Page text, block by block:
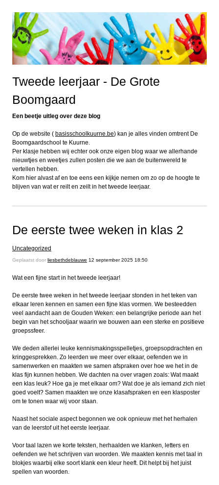
Tweede leerjaar - De Grote
Boomgaard
Een beetje uitleg over deze blog
Op de website ( basisschoolkuurne.be) kan je alles vinden omtrent De
Boomgaardschool te Kuurne.
Per klasje hebben wij echter ook onze eigen blog waar we allerhande
nieuwtjes en weetjes zullen posten die we aan de buitenwereld te
vertellen hebben.
Kom hier alvast af en toe eens een kijkje nemen om zo op de hoogte te
blijven van wat er reilt en zeilt in het tweede leerjaar.
De eerste twee weken in klas 2
Uncategorized
Geplaatst door liesbethdeblauwe 12 september 2025 18:50
Wat een fijne start in het tweede leerjaar!
De eerste twee weken in het tweede leerjaar stonden in het teken van
elkaar leren kennen en samen een fijne klas vormen. We besteedden
veel aandacht aan de Gouden Weken: een belangrijke periode aan het
begin van het schooljaar waarin we bouwen aan een sterke en positieve
groepssfeer.
We deden allerlei leuke kennismakingsspelletjes, groepsopdrachten en
kringgesprekken. Zo leerden we meer over elkaar, oefenden we in
samenwerken en maakten we samen afspraken over hoe we het in de
klas fijn kunnen hebben. We dachten na over vragen zoals: Wat maakt
een klas leuk? Hoe ga je met elkaar om? Wat doe je als iemand zich niet
goed voelt? Samen maakten we onze klasafspraken en een klasposter
om te tonen waar wij voor staan.
Naast het sociale aspect begonnen we ook opnieuw met het herhalen
van de leerstof uit het eerste leerjaar.
Voor taal lazen we korte teksten, herhaalden we klanken, letters en
oefenden we het schrijven van woorden. We maakten kennis met taal in
blokjes waarbij elke soort klank een kleur heeft. Dit helpt bij het juist
spellen van woorden.